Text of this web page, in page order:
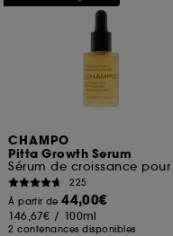
CHAMPO
Pitta Growth Serum
225
À partir de44,00€
146,67€ / 100ml
2 contenances disponibles